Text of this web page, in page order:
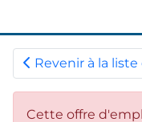
Revenir à la
Cette offre